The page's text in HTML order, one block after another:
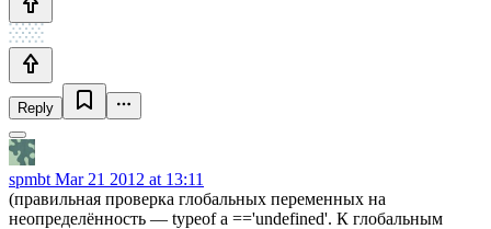
Reply
spmbt Mar 21 2012 at 13:11
(правильная проверка глобальных переменных на
неопределённость — typeof a =='undefined'. К глобальным